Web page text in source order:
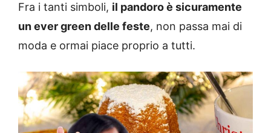
Fra i tanti simboli, il pandoro è sicuramente
un ever green delle feste, non passa mai di
moda e ormai piace proprio a tutti.